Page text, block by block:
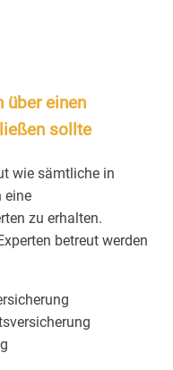
über einen
sollte
wie sämtliche in
eine
zu erhalten.
betreut werden